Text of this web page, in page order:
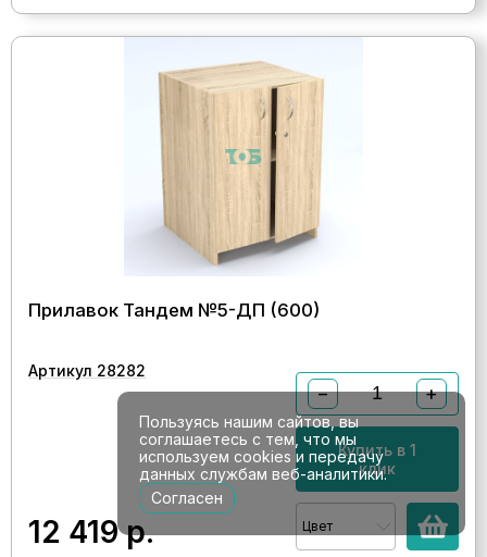
Прилавок Тандем №5-ДП (600)
Артикул 28282
12 419р.
− +
Купить в 1
клик
Цвет
Пользуясь нашим сайтов, вы
соглашаетесь с тем, что мы
используем cookies и передачу
данных службам веб-аналитики.
Согласен